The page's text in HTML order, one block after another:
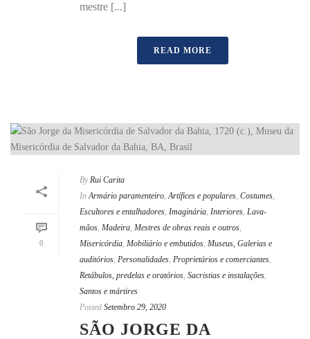
mestre [...]
READ MORE
0
By Rui Carita
In Armário paramenteiro,Artífices e populares, Costumes,
Escultores e entalhadores, Imaginária, Interiores, Lava-
mãos, Madeira, Mestres de obras reais e outros,
Misericórdia, Mobiliário e embutidos, Museus, Galerias e
auditórios, Personalidades, Proprietários e comerciantes,
Retábulos, predelas e oratórios, Sacristias e instalações,
Santos e mártires
Posted Setembro 29, 2020
SÃO JORGE DA